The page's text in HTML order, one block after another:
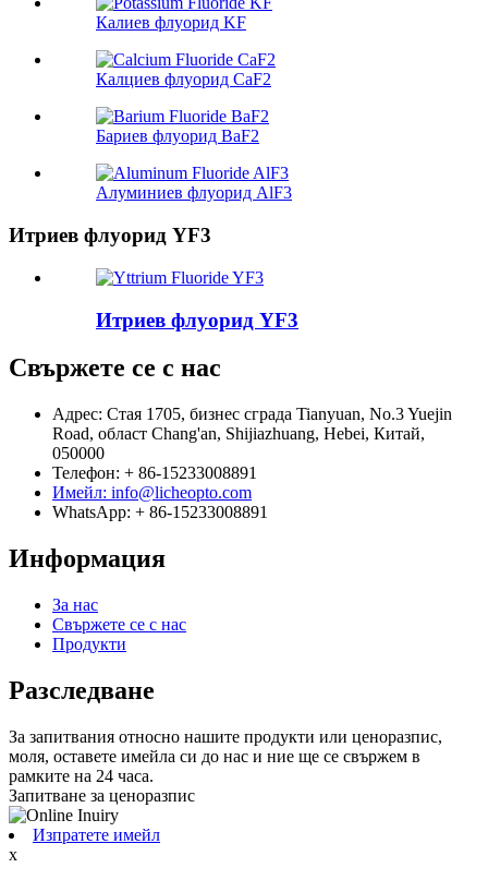
Калиев флуорид KF
Калциев флуорид CaF2
Бариев флуорид BaF2
Алуминиев флуорид AlF3
Итриев флуорид YF3
Итриев флуорид YF3
Свържете се с нас
Адрес: Стая 1705, бизнес сграда Tianyuan, No.3 Yuejin
Road, област Chang'an, Shijiazhuang, Hebei, Китай,
050000
Телефон: + 86-15233008891
Имейл: info@licheopto.com
WhatsApp: + 86-15233008891
Информация
За нас
Свържете се с нас
Продукти
Разследване
За запитвания относно нашите продукти или ценоразпис,
моля, оставете имейла си до нас и ние ще се свържем в
рамките на 24 часа.
Запитване за ценоразпис
Изпратете имейл
x